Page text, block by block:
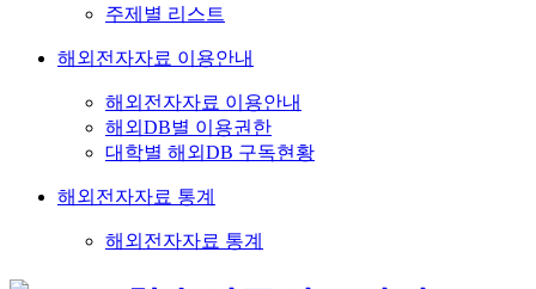
주제별 리스트
해외전자자료 이용안내
해외전자자료 이용안내
해외DB별 이용권한
대학별 해외DB 구독현황
해외전자자료 통계
해외전자자료 통계